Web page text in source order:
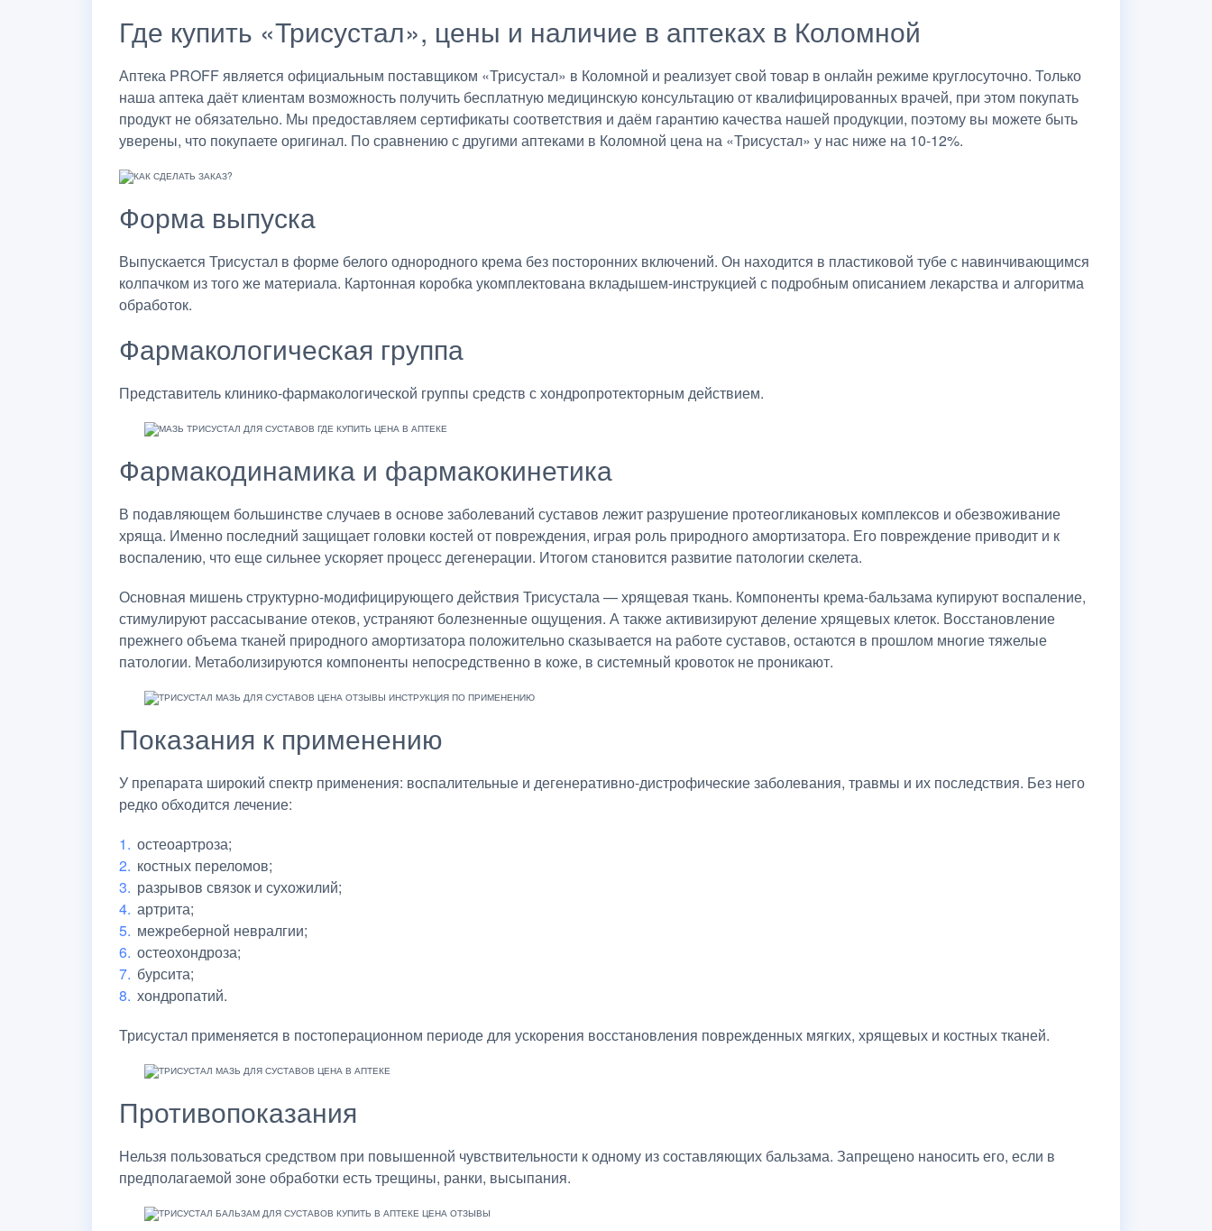
Где купить «Трисустал», цены и наличие в аптеках в Коломной
Аптека PROFF является официальным поставщиком «Трисустал» в Коломной и реализует свой товар в онлайн режиме круглосуточно. Только
наша аптека даёт клиентам возможность получить бесплатную медицинскую консультацию от квалифицированных врачей, при этом покупать
продукт не обязательно. Мы предоставляем сертификаты соответствия и даём гарантию качества нашей продукции, поэтому вы можете быть
уверены, что покупаете оригинал. По сравнению с другими аптеками в Коломной цена на «Трисустал» у нас ниже на 10-12%.
Форма выпуска
Выпускается Трисустал в форме белого однородного крема без посторонних включений. Он находится в пластиковой тубе с навинчивающимся
колпачком из того же материала. Картонная коробка укомплектована вкладышем-инструкцией с подробным описанием лекарства и алгоритма
обработок.
Фармакологическая группа
Представитель клинико-фармакологической группы средств с хондропротекторным действием.
Фармакодинамика и фармакокинетика
В подавляющем большинстве случаев в основе заболеваний суставов лежит разрушение протеогликановых комплексов и обезвоживание
хряща. Именно последний защищает головки костей от повреждения, играя роль природного амортизатора. Его повреждение приводит и к
воспалению, что еще сильнее ускоряет процесс дегенерации. Итогом становится развитие патологии скелета.
Основная мишень структурно-модифицирующего действия Трисустала — хрящевая ткань. Компоненты крема-бальзама купируют воспаление,
стимулируют рассасывание отеков, устраняют болезненные ощущения. А также активизируют деление хрящевых клеток. Восстановление
прежнего объема тканей природного амортизатора положительно сказывается на работе суставов, остаются в прошлом многие тяжелые
патологии. Метаболизируются компоненты непосредственно в коже, в системный кровоток не проникают.
Показания к применению
У препарата широкий спектр применения: воспалительные и дегенеративно-дистрофические заболевания, травмы и их последствия. Без него
редко обходится лечение:
остеоартроза;
костных переломов;
разрывов связок и сухожилий;
артрита;
межреберной невралгии;
остеохондроза;
бурсита;
хондропатий.
Трисустал применяется в постоперационном периоде для ускорения восстановления поврежденных мягких, хрящевых и костных тканей.
Противопоказания
Нельзя пользоваться средством при повышенной чувствительности к одному из составляющих бальзама. Запрещено наносить его, если в
предполагаемой зоне обработки есть трещины, ранки, высыпания.